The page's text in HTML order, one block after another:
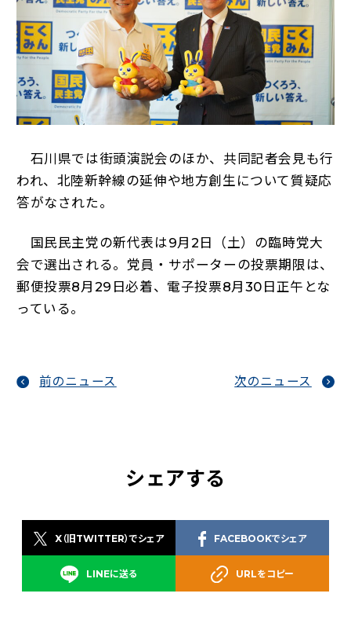
石川県では街頭演説会のほか、共同記者会見も行
われ、北陸新幹線の延伸や地方創生について質疑応
答がなされた。
国民民主党の新代表は9月2日（土）の臨時党大
会で選出される。党員・サポーターの投票期限は、
郵便投票8月29日必着、電子投票8月30日正午とな
っている。
前のニュース 次のニュース
シェアする
X（旧TWITTER）でシェア
LINEに送る
FACEBOOKでシェア
URLをコピー